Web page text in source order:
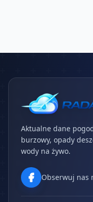
Aktualne dane
burzowy, opady
wody na żywo.
Obserwuj nas